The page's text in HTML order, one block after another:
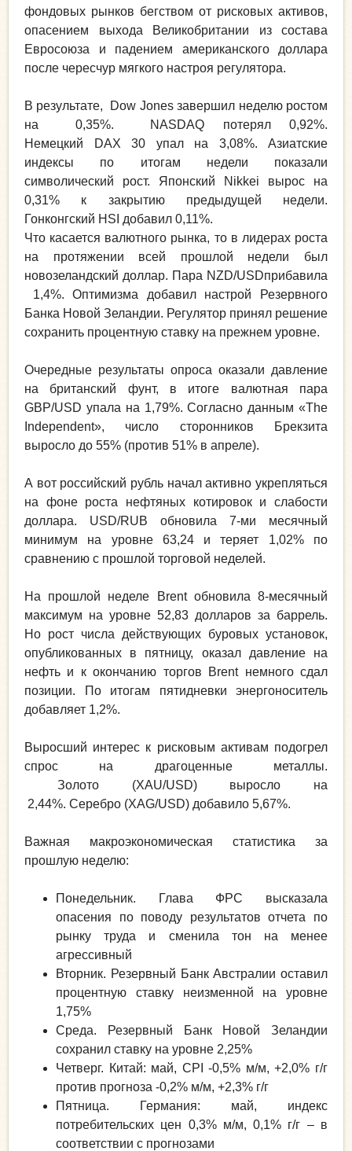
фондовых рынков бегством от рисковых активов,
опасением выхода Великобритании из состава
Евросоюза и падением американского доллара
после чересчур мягкого настроя регулятора.
В результате, Dow Jones завершил неделю ростом
на 0,35%. NASDAQ потерял 0,92%.
Немецкий DAX 30 упал на 3,08%. Азиатские
индексы по итогам недели показали
символический рост. Японский Nikkei вырос на
0,31% к закрытию предыдущей недели.
Гонконгский HSI добавил 0,11%.
Что касается валютного рынка, то в лидерах роста
на протяжении всей прошлой недели был
новозеландский доллар. Пара NZD/USDприбавила
1,4%. Оптимизма добавил настрой Резервного
Банка Новой Зеландии. Регулятор принял решение
сохранить процентную ставку на прежнем уровне.
Очередные результаты опроса оказали давление
на британский фунт, в итоге валютная пара
GBP/USD упала на 1,79%. Согласно данным «The
Independent», число сторонников Брекзита
выросло до 55% (против 51% в апреле).
А вот российский рубль начал активно укрепляться
на фоне роста нефтяных котировок и слабости
доллара. USD/RUB обновила 7-ми месячный
минимум на уровне 63,24 и теряет 1,02% по
сравнению с прошлой торговой неделей.
На прошлой неделе Brent обновила 8-месячный
максимум на уровне 52,83 долларов за баррель.
Но рост числа действующих буровых установок,
опубликованных в пятницу, оказал давление на
нефть и к окончанию торгов Brent немного сдал
позиции. По итогам пятидневки энергоноситель
добавляет 1,2%.
Выросший интерес к рисковым активам подогрел
спрос на драгоценные металлы.
Золото (XAU/USD) выросло на
2,44%. Серебро (XAG/USD) добавило 5,67%.
Важная макроэкономическая статистика за
прошлую неделю:
Понедельник. Глава ФРС высказала
опасения по поводу результатов отчета по
рынку труда и сменила тон на менее
агрессивный
Вторник. Резервный Банк Австралии оставил
процентную ставку неизменной на уровне
1,75%
Среда. Резервный Банк Новой Зеландии
сохранил ставку на уровне 2,25%
Четверг. Китай: май, CPI -0,5% м/м, +2,0% г/г
против прогноза -0,2% м/м, +2,3% г/г
Пятница. Германия: май, индекс
потребительских цен 0,3% м/м, 0,1% г/г – в
соответствии с прогнозами